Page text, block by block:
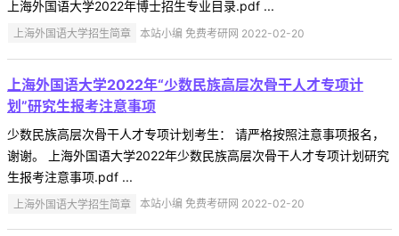
上海外国语大学2022年博士招生专业目录.pdf ...
上海外国语大学招生简章 本站小编 免费考研网 2022-02-20
上海外国语大学2022年“少数民族高层次骨干人才专项计
划”研究生报考注意事项
少数民族高层次骨干人才专项计划考生： 请严格按照注意事项报名，
谢谢。 上海外国语大学2022年少数民族高层次骨干人才专项计划研究
生报考注意事项.pdf ...
上海外国语大学招生简章 本站小编 免费考研网 2022-02-20